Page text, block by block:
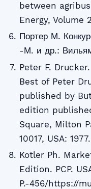
between
Energy, Volume
Портер М.
-М. и др.:
Peter F.
Best of Peter
published by
edition
Square, Milton
10017, USA:
Kotler Ph.
Edition. PCP.
P.-456/https://